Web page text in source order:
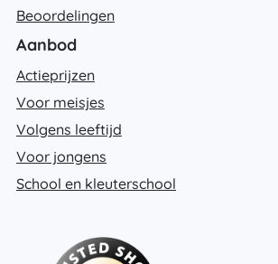
Beoordelingen
Aanbod
Actieprijzen
Voor meisjes
Volgens leeftijd
Voor jongens
School en kleuterschool